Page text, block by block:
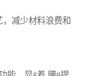
减少材料浪费和